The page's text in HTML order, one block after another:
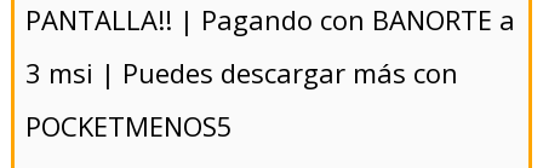
PANTALLA!! | Pagando con BANORTE a
3 msi | Puedes descargar más con
POCKETMENOS5